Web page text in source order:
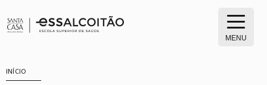
para
MENU
INÍCIO